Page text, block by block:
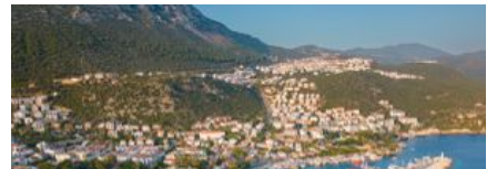
„ფასები 2-3 წელში გაორმაგდება“
- ლოკაციები თბილისის
შემოგარენში, სადაც შესაძლოა,
მიწები გაძვირდეს